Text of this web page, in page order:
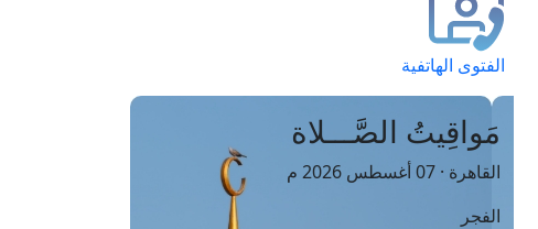
الفتوى الهاتفية
مَواقِيتُ الصَّـــلاة
القاهرة · 07 أغسطس 2026 م
الفجر